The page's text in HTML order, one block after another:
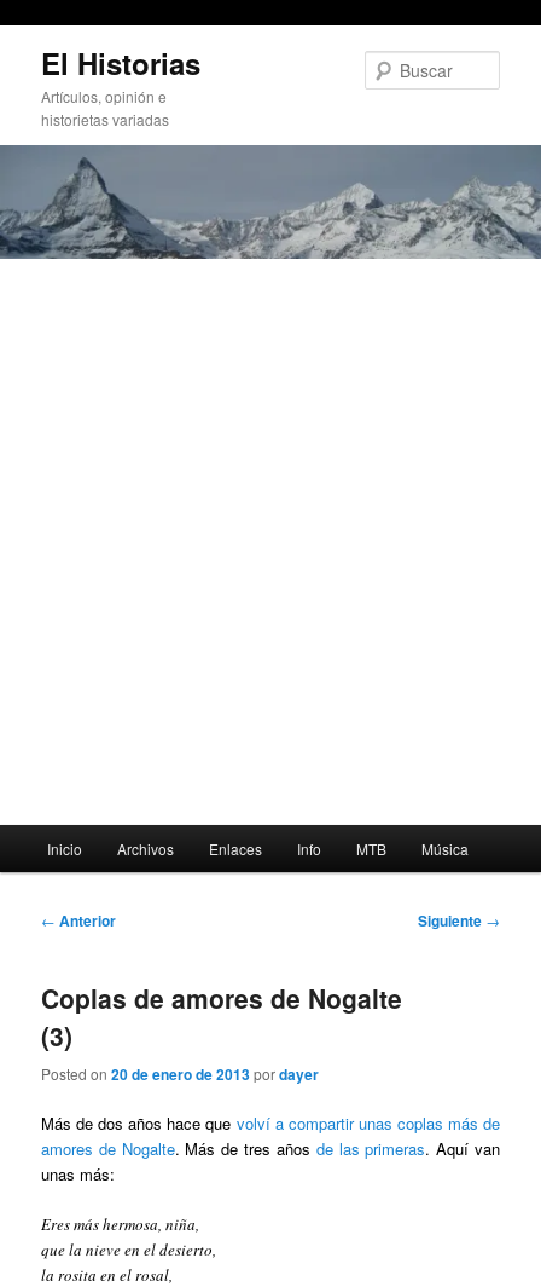
contenido
principal
El Historias
Artículos, opinión e
historietas variadas
principal
Inicio Archivos Enlaces Info MTB Música
Navegación
← Anterior Siguiente →
Coplas de amores de Nogalte
(3)
Posted on20 de enero de 2013pordayer
Más de dos años hace que volví a compartir unas coplas más de
amores de Nogalte. Más de tres años de las primeras. Aquí van
unas más:
Eres más hermosa, niña,
que la nieve en el desierto,
la rosita en el rosal,